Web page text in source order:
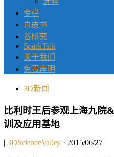
专栏
白皮书
谷研究
SparkTalk
关于我们
免责声明
3D新闻
比利时王后参观上海九院
训及应用基地
| 3DScienceValley · 2015/06/27